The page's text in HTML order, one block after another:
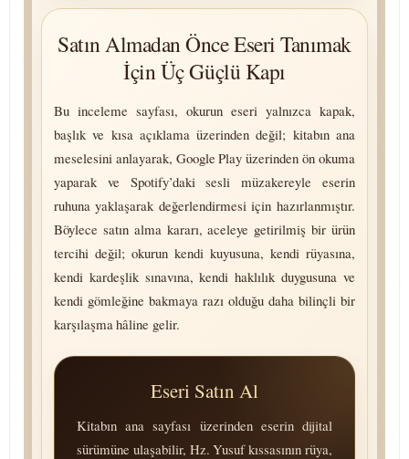
Satın Almadan Önce Eseri Tanımak
İçin Üç Güçlü Kapı
Bu inceleme sayfası, okurun eseri yalnızca kapak,
başlık ve kısa açıklama üzerinden değil; kitabın ana
meselesini anlayarak, Google Play üzerinden ön okuma
yaparak ve Spotify’daki sesli müzakereyle eserin
ruhuna yaklaşarak değerlendirmesi için hazırlanmıştır.
Böylece satın alma kararı, aceleye getirilmiş bir ürün
tercihi değil; okurun kendi kuyusuna, kendi rüyasına,
kendi kardeşlik sınavına, kendi haklılık duygusuna ve
kendi gömleğine bakmaya razı olduğu daha bilinçli bir
karşılaşma hâline gelir.
Eseri Satın Al
Kitabın ana sayfası üzerinden eserin dijital
sürümüne ulaşabilir, Hz. Yusuf kıssasının rüya,